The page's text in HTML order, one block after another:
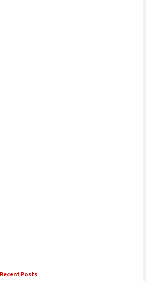
Recent Posts